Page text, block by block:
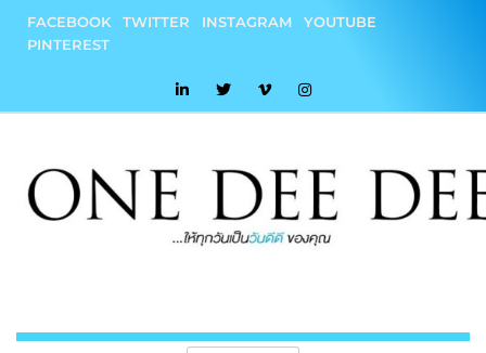
content
FACEBOOK TWITTER INSTAGRAM
YOUTUBE
PINTEREST